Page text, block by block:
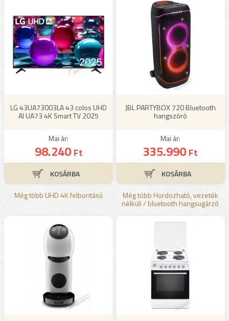
LG 43UA73003LA 43 colos UHD
AI UA73 4K Smart TV 2025
Mai ár:
98.240Ft
Még több UHD 4K felbontású
JBL PARTYBOX 720 Bluetooth
hangszóró
Mai ár:
335.990Ft
Még több Hordozható, vezeték
nélküli / bluetooth hangsugárzó